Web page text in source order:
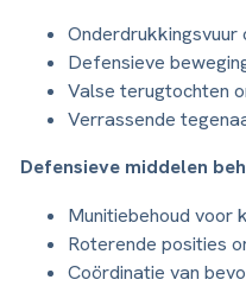
Defensieve
Valse terugtochten
Verrassende
Defensieve middelen
Munitiebehoud voor
Roterende posities
Coördinatie van